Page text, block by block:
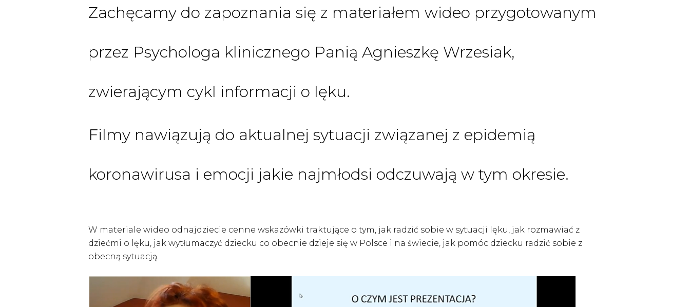
Zachęcamy do zapoznania się z materiałem wideo przygotowanym
przez Psychologa klinicznego Panią Agnieszkę Wrzesiak,
zwierającym cykl informacji o lęku.
Filmy nawiązują do aktualnej sytuacji związanej z epidemią
koronawirusa i emocji jakie najmłodsi odczuwają w tym okresie.
W materiale wideo odnajdziecie cenne wskazówki traktujące o tym, jak radzić sobie w sytuacji lęku, jak rozmawiać z
dziećmi o lęku, jak wytłumaczyć dziecku co obecnie dzieje się w Polsce i na świecie, jak pomóc dziecku radzić sobie z
obecną sytuacją.